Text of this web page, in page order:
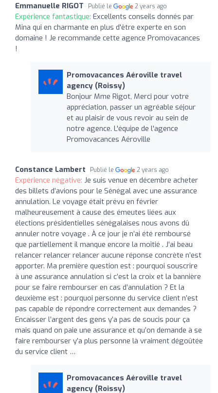
Emmanuelle RIGOT Publié le 2 years ago
Expérience fantastique: Excellents conseils donnés par
Mina qui en charmante en plus d'être experte en son
domaine ! Je recommande cette agence Promovacances
!
Promovacances Aéroville travel
agency (Roissy)
Bonjour Mme Rigot, Merci pour votre
appréciation, passer un agréable séjour
et au plaisir de vous revoir au sein de
notre agence. L'équipe de l'agence
Promovacances Aéroville
Constance Lambert Publié le 2 years ago
Expérience négative: Je suis venue en décembre acheter
des billets d’avions pour le Sénégal avec une assurance
annulation. Le voyage était prévu en février
malheureusement à cause des émeutes liées aux
élections présidentielles sénégalaises nous avons dû
annuler notre voyage . À ce jour je n’ai été remboursé
que partiellement il manque encore la moitié . J’ai beau
relancer relancer relancer aucune réponse concrète n’est
apporter. Ma première question est : pourquoi souscrire
à une assurance annulation si c’est la croix et la bannière
pour se faire rembourser en cas d’annulation ? Et la
deuxième est : pourquoi personne du service client n’est
pas capable de répondre correctement aux demandes ?
Encaisser l’argent des gens y’a pas de soucis pour ça
mais quand on paie une assurance et qu’on demande à se
faire rembourser y’a plus personne là vraiment dégoûtée
du service client …
Promovacances Aéroville travel
agency (Roissy)